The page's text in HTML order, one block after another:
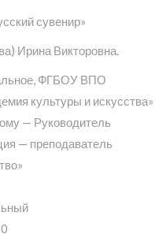
сувенир»
Ирина Викторовна.
ФГБОУ ВПО
культуры и искусства»
— Руководитель
— преподаватель